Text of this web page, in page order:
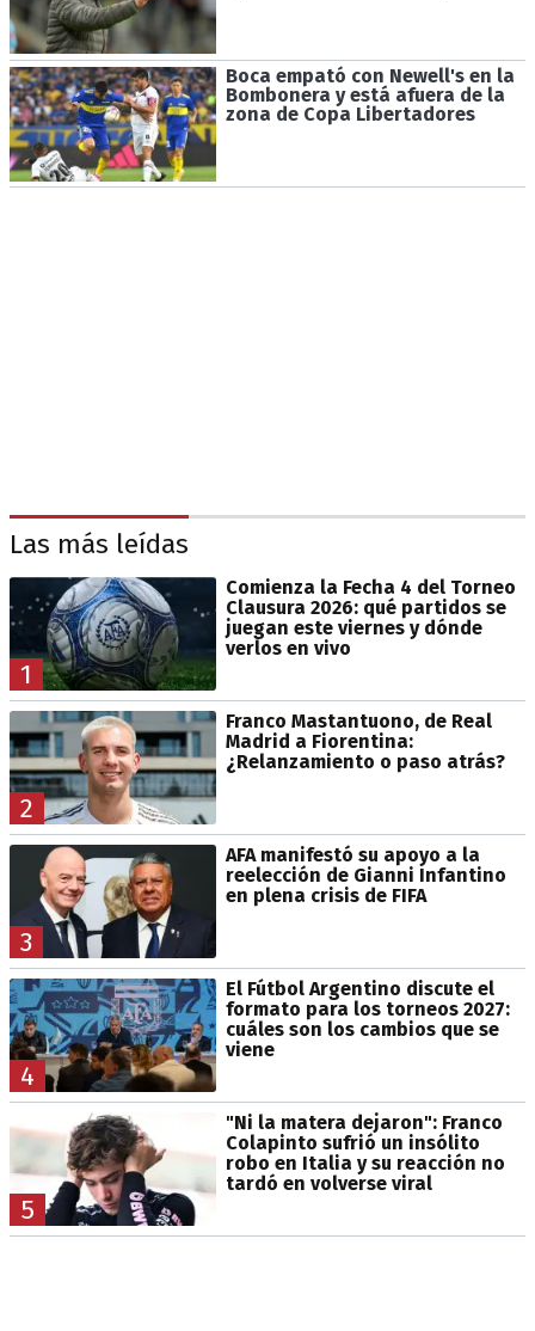
Boca empató con Newell's en la
Bombonera y está afuera de la
zona de Copa Libertadores
Las más leídas
1
Comienza la Fecha 4 del Torneo
Clausura 2026: qué partidos se
juegan este viernes y dónde
verlos en vivo
2
Franco Mastantuono, de Real
Madrid a Fiorentina:
¿Relanzamiento o paso atrás?
3
AFA manifestó su apoyo a la
reelección de Gianni Infantino
en plena crisis de FIFA
4
El Fútbol Argentino discute el
formato para los torneos 2027:
cuáles son los cambios que se
viene
5
"Ni la matera dejaron": Franco
Colapinto sufrió un insólito
robo en Italia y su reacción no
tardó en volverse viral